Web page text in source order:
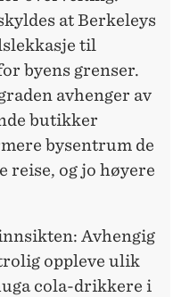
at Berkeleys
til
byens grenser.
avhenger av
butikker
bysentrum de
reise, og jo høyere
Avhengig
oppleve ulik
cola-drikkere i